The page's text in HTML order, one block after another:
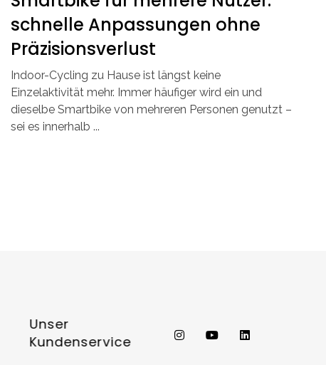
schnelle Anpassungen ohne
Präzisionsverlust
Indoor-Cycling zu Hause ist längst keine
Einzelaktivität mehr. Immer häufiger wird ein und
dieselbe Smartbike von mehreren Personen genutzt –
sei es innerhalb ...
Unser
Kundenservice